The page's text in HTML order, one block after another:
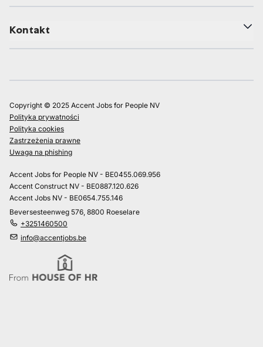
Kontakt
Copyright © 2025 Accent Jobs for People NV
Polityka prywatności
Polityka cookies
Zastrzeżenia prawne
Uwaga na phishing
Accent Jobs for People NV - BE0455.069.956
Accent Construct NV - BE0887.120.626
Accent Jobs NV - BE0654.755.146
Beversesteenweg 576, 8800 Roeselare
+3251460500
info@accentjobs.be